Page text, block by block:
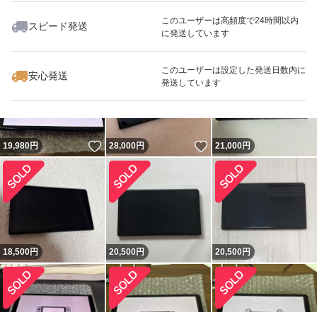
スピード発送
このユーザーは高頻度で24時間以内
に発送しています
安心発送
このユーザーは設定した発送日数内に
発送しています
いいね！
22,500
19,980円 いいね！
28,000円 いいね！
21,000円
18,500円 20,500円 20,500円